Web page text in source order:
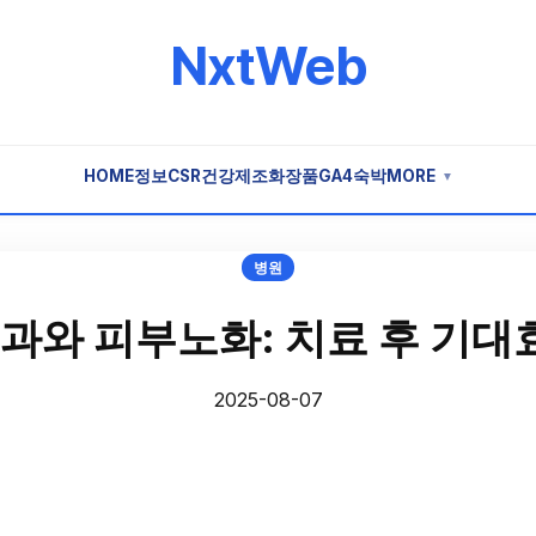
NxtWeb
HOME정보CSR건강제조화장품GA4숙박MORE ▼
병원
와 피부노화: 치료 후 기대
2025-08-07